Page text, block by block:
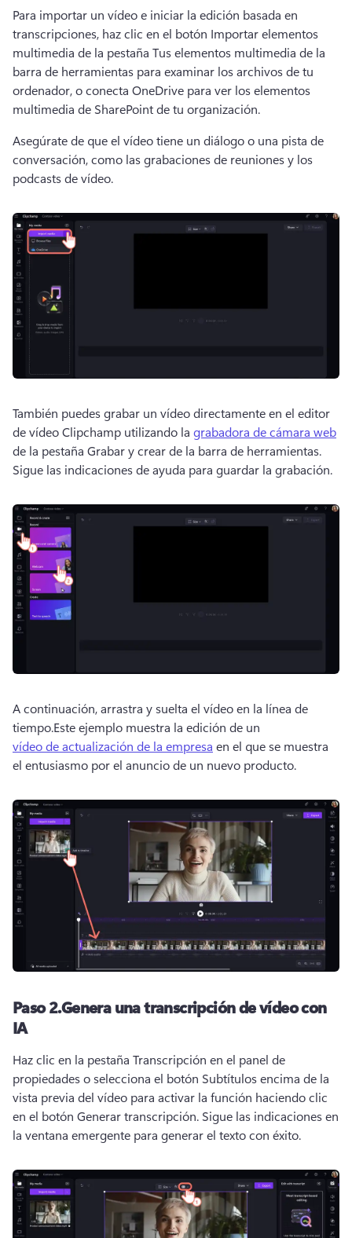
Para importar un vídeo e iniciar la edición basada en
transcripciones, haz clic en el botón Importar elementos
multimedia de la pestaña Tus elementos multimedia de la
barra de herramientas para examinar los archivos de tu
ordenador, o conecta OneDrive para ver los elementos
multimedia de SharePoint de tu organización.
Asegúrate de que el vídeo tiene un diálogo o una pista de
conversación, como las grabaciones de reuniones y los
podcasts de vídeo.
También puedes grabar un vídeo directamente en el editor
de vídeo Clipchamp utilizando la grabadora de cámara web
Sigue las indicaciones de ayuda para guardar la grabación.
A continuación, arrastra y suelta el vídeo en la línea de
tiempo.Este ejemplo muestra la edición de un
vídeo de actualización de la empresa en el que se muestra
el entusiasmo por el anuncio de un nuevo producto.
Paso 2.Genera una transcripción de vídeo con
IA
Haz clic en la pestaña Transcripción en el panel de
propiedades o selecciona el botón Subtítulos encima de la
vista previa del vídeo para activar la función haciendo clic
en el botón Generar transcripción. Sigue las indicaciones en
la ventana emergente para generar el texto con éxito.